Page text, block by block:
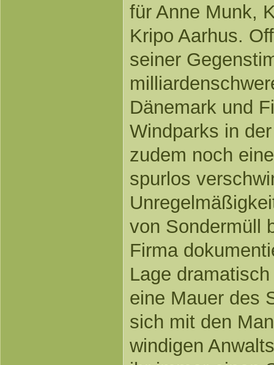
für Anne Munk,
Kripo Aarhus.
seiner
Dänemark und
Windparks in
zudem noch
spurlos
von Sondermüll
Firma
Lage
eine Mauer des
sich mit den
windigen